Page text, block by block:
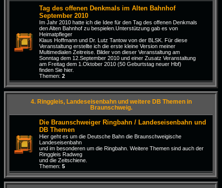
Tag des offenen Denkmals im Alten Bahnhof
September 2010
Im Jahr 2010 hatte ich die Idee für den Tag des offenen Denkmals
den Alten Bahnhof zu bespielen.Unterstützung gab es von
Heimatpfleger
Klaus Hoffmann und Dr. Lutz Tantow von der BLSK. Für diese
Veranstaltung erstellte ich die erste kleine Version meiner
Multimedialen Zeitreise. Bilder von dieser Veranstaltung am
Sonntag dem 12.September 2010 und einer Zusatz Veranstaltung
am Freitag dem 1.Oktober 2010 (50 Geburtstag neuer Hbf)
finden Sie hier.
Themen: 2
4. Ringgleis, Landeseisenbahn und weitere DB Themen in
Braunschweig.
Die Braunschweiger Ringbahn / Landeseisenbahn und
DB Themen
Hier geht es um die Deutsche Bahn die Braunschweigische
Landeseisenbahn
und im besonderen um die Ringbahn. Weitere Themen sind auch der
Ringgleis Radweg
und die Zeitschiene.
Themen: 5